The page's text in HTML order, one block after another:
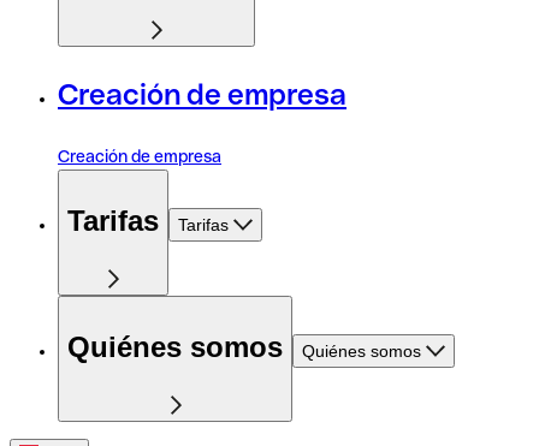
Creación de empresa
Creación de empresa
Tarifas Tarifas
Quiénes somos Quiénes somos